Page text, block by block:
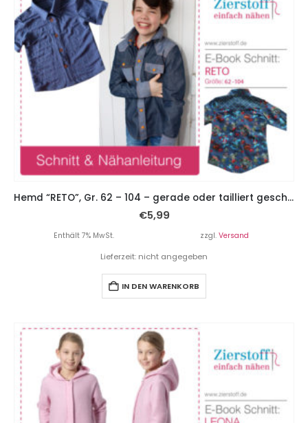
Hemd “RETO”, Gr. 62 – 104 – gerade oder tailliert geschnitten
€5,99
Enthält 7% MwSt. zzgl. Versand
Lieferzeit: nicht angegeben
IN DEN WARENKORB